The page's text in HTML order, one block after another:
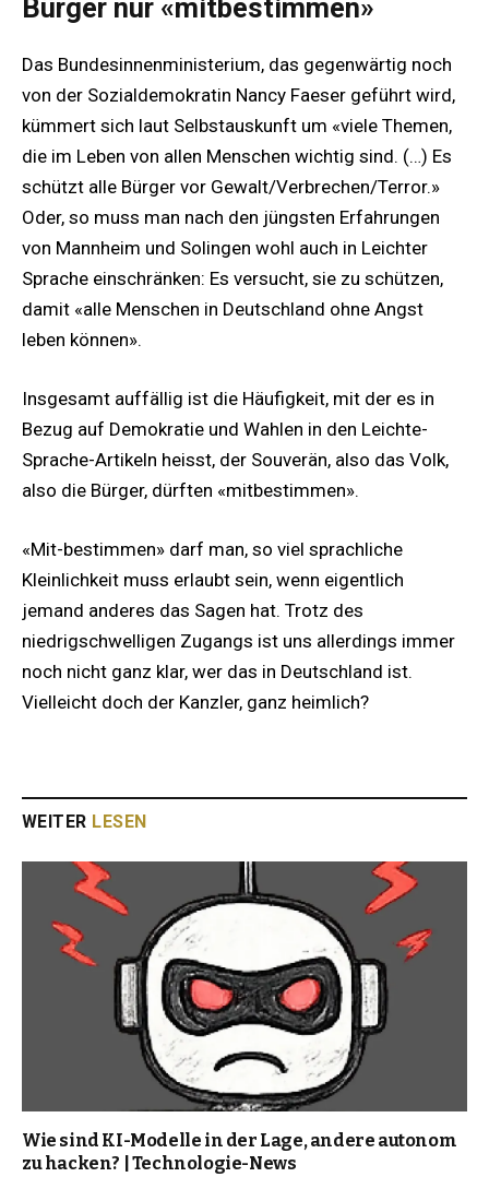
Bürger nur «mitbestimmen»
Das Bundesinnenministerium, das gegenwärtig noch
von der Sozialdemokratin Nancy Faeser geführt wird,
kümmert sich laut Selbstauskunft um «viele Themen,
die im Leben von allen Menschen wichtig sind. (…) Es
schützt alle Bürger vor Gewalt/Verbrechen/Terror.»
Oder, so muss man nach den jüngsten Erfahrungen
von Mannheim und Solingen wohl auch in Leichter
Sprache einschränken: Es versucht, sie zu schützen,
damit «alle Menschen in Deutschland ohne Angst
leben können».
Insgesamt auffällig ist die Häufigkeit, mit der es in
Bezug auf Demokratie und Wahlen in den Leichte-
Sprache-Artikeln heisst, der Souverän, also das Volk,
also die Bürger, dürften «mitbestimmen».
«Mit-bestimmen» darf man, so viel sprachliche
Kleinlichkeit muss erlaubt sein, wenn eigentlich
jemand anderes das Sagen hat. Trotz des
niedrigschwelligen Zugangs ist uns allerdings immer
noch nicht ganz klar, wer das in Deutschland ist.
Vielleicht doch der Kanzler, ganz heimlich?
WEITER LESEN
Wie sind KI-Modelle in der Lage, andere autonom
zu hacken? | Technologie-News